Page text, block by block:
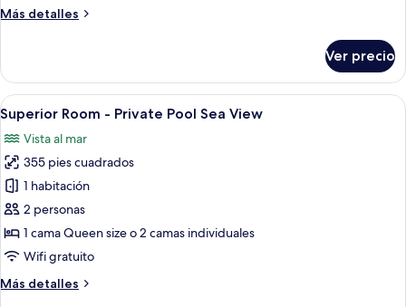
privada,
mar
Más detalles
Más
ejecutiva,
habitación,
alberca
privada,
vista
al
mar
Ver precio
Abrir
todas
las
fotos
de
Superior
Room
-
Private
Pool
Habitación de hotel con cama,
5
Superior Room - Private Pool Sea View
Vista al mar
355 pies cuadrados
1 habitación
2 personas
1 cama Queen size o 2 camas individuales
Wifi gratuito
Más detalles
Más